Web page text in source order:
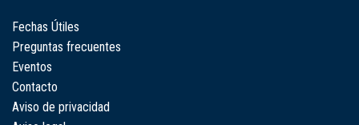
Fechas Útiles
Preguntas frecuentes
Eventos
Contacto
Aviso de privacidad